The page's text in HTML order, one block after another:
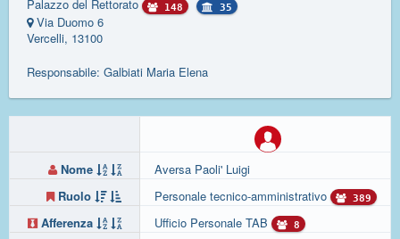
Palazzo del Rettorato 148 35
Via Duomo 6
Vercelli, 13100
Responsabile: Galbiati Maria Elena
Nome
Ruolo
Afferenza
Aversa Paoli' Luigi
Personale tecnico-amministrativo
389
Ufficio Personale TAB 8